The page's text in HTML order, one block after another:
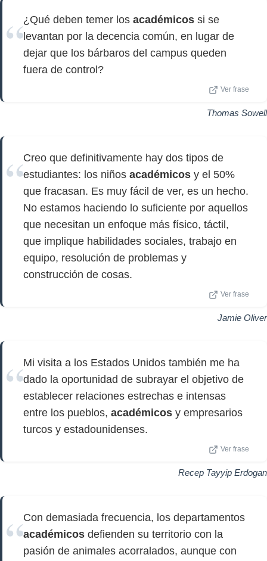
¿Qué deben temer los académicos si se
levantan por la decencia común, en lugar de
dejar que los bárbaros del campus queden
fuera de control?
Ver frase
Thomas Sowell
Creo que definitivamente hay dos tipos de
estudiantes: los niños académicos y el 50%
que fracasan. Es muy fácil de ver, es un hecho.
No estamos haciendo lo suficiente por aquellos
que necesitan un enfoque más físico, táctil,
que implique habilidades sociales, trabajo en
equipo, resolución de problemas y
construcción de cosas.
Ver frase
Jamie Oliver
Mi visita a los Estados Unidos también me ha
dado la oportunidad de subrayar el objetivo de
establecer relaciones estrechas e intensas
entre los pueblos, académicos y empresarios
turcos y estadounidenses.
Ver frase
Recep Tayyip Erdogan
Con demasiada frecuencia, los departamentos
académicos defienden su territorio con la
pasión de animales acorralados, aunque con